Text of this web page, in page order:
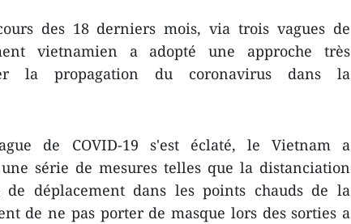
des 18 derniers mois, via trois vagues de
vietnamien a adopté une approche très
la propagation du coronavirus dans la
de COVID-19 s'est éclaté, le Vietnam a
série de mesures telles que la distanciation
déplacement dans les points chauds de la
de ne pas porter de masque lors des sorties a